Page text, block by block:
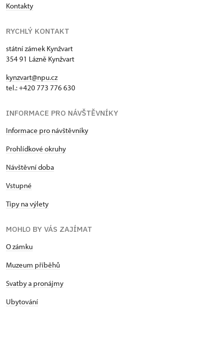
Kontakty
RYCHLÝ KONTAKT
státní zámek Kynžvart
354 91 Lázně Kynžvart
kynzvart@npu.cz
tel.: +420 773 776 630
INFORMACE PRO NÁVŠTĚVNÍKY
Informace pro návštěvníky
Prohlídkové okruhy
Návštěvní doba
Vstupné
Tipy na výlety
MOHLO BY VÁS ZAJÍMAT
O zámku
Muzeum příběhů
Svatby a pronájmy
Ubytování